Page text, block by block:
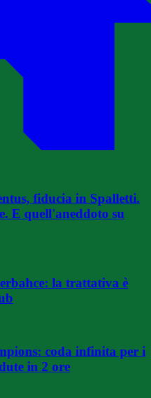
fiducia in Spalletti.
E quell'aneddoto su
la trattativa è
coda infinita per i
in 2 ore